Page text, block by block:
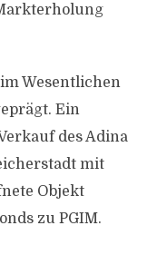
Wesentlichen
Ein
des Adina
mit
Objekt
zu PGIM.